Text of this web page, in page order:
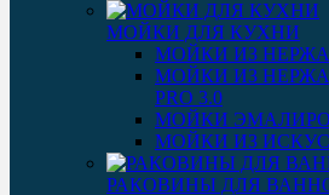
МОЙКИ ДЛЯ КУХНИ
МОЙКИ ИЗ
МОЙКИ ИЗ
PRO 3.0
МОЙКИ
МОЙКИ ИЗ
РАКОВИНЫ ДЛЯ